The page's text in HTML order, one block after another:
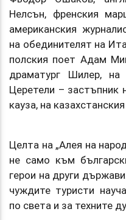
Нелсън, френския
американския
на обединителят на
полския поет Адам
драматург Шилер, на
Церетели – застъпник
кауза, на
Целта на „Алея на
не само към
герои на други
чуждите туристи
по света и за техните